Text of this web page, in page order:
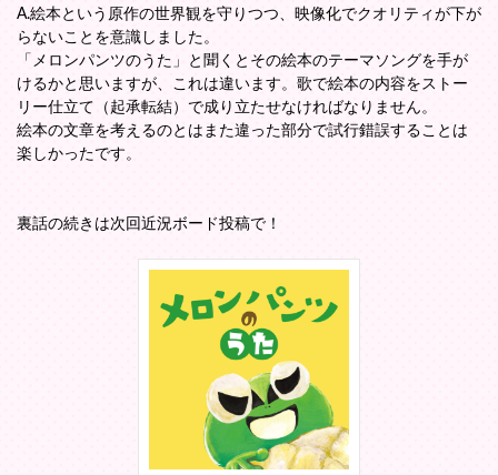
A.絵本という原作の世界観を守りつつ、映像化でクオリティが下が
らないことを意識しました。
「メロンパンツのうた」と聞くとその絵本のテーマソングを手が
けるかと思いますが、これは違います。歌で絵本の内容をストー
リー仕立て（起承転結）で成り立たせなければなりません。
絵本の文章を考えるのとはまた違った部分で試行錯誤することは
楽しかったです。
裏話の続きは次回近況ボード投稿で！